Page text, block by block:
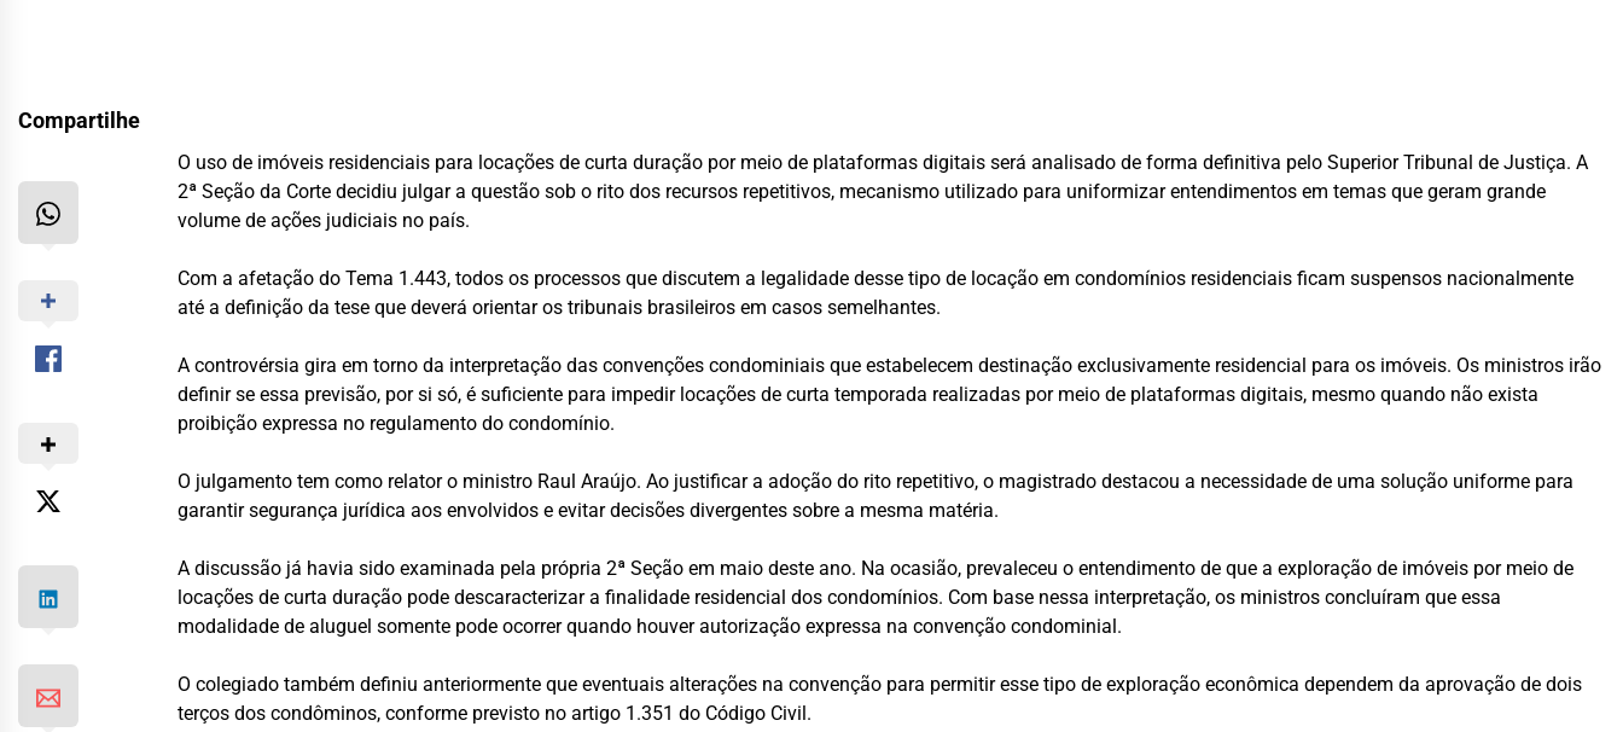
Compartilhe
O uso de imóveis residenciais para locações de curta duração por meio de plataformas digitais será analisado de forma definitiva pelo Superior Tribunal de Justiça. A
2ª Seção da Corte decidiu julgar a questão sob o rito dos recursos repetitivos, mecanismo utilizado para uniformizar entendimentos em temas que geram grande
volume de ações judiciais no país.
Com a afetação do Tema 1.443, todos os processos que discutem a legalidade desse tipo de locação em condomínios residenciais ficam suspensos nacionalmente
até a definição da tese que deverá orientar os tribunais brasileiros em casos semelhantes.
A controvérsia gira em torno da interpretação das convenções condominiais que estabelecem destinação exclusivamente residencial para os imóveis. Os ministros irão
definir se essa previsão, por si só, é suficiente para impedir locações de curta temporada realizadas por meio de plataformas digitais, mesmo quando não exista
proibição expressa no regulamento do condomínio.
O julgamento tem como relator o ministro Raul Araújo. Ao justificar a adoção do rito repetitivo, o magistrado destacou a necessidade de uma solução uniforme para
garantir segurança jurídica aos envolvidos e evitar decisões divergentes sobre a mesma matéria.
A discussão já havia sido examinada pela própria 2ª Seção em maio deste ano. Na ocasião, prevaleceu o entendimento de que a exploração de imóveis por meio de
locações de curta duração pode descaracterizar a finalidade residencial dos condomínios. Com base nessa interpretação, os ministros concluíram que essa
modalidade de aluguel somente pode ocorrer quando houver autorização expressa na convenção condominial.
O colegiado também definiu anteriormente que eventuais alterações na convenção para permitir esse tipo de exploração econômica dependem da aprovação de dois
terços dos condôminos, conforme previsto no artigo 1.351 do Código Civil.